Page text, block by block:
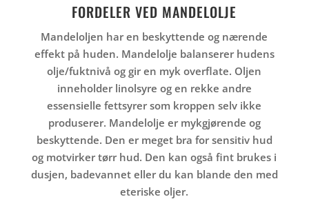
FORDELER VED MANDELOLJE
Mandeloljen har en beskyttende og nærende
effekt på huden. Mandelolje balanserer hudens
olje/fuktnivå og gir en myk overflate. Oljen
inneholder linolsyre og en rekke andre
essensielle fettsyrer som kroppen selv ikke
produserer. Mandelolje er mykgjørende og
beskyttende. Den er meget bra for sensitiv hud
og motvirker tørr hud. Den kan også fint brukes i
dusjen, badevannet eller du kan blande den med
eteriske oljer.